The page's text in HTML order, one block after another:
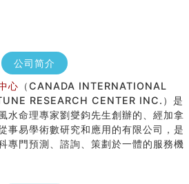
公司简介
心 （CANADA INTERNATIONAL
RESEARCH CENTER INC.）是
水命理專家劉燮鈞先生創辦的、經加拿
事易學術數研究和應用的有限公司，是
專門預測、諮詢、策劃於一體的服務機
女性为主角传统节日
种手相福运在何处？